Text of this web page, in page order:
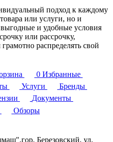
подход к каждому
или услуги, но и
выгодные и удобные условия
или рассрочку,
распределять свой
0 Избранные
Услуги
Бренды
Документы
Обзоры
Березовский, ул.